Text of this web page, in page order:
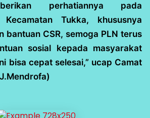
perhatiannya pada
Tukka, khususnya
bantuan CSR, semoga PLN terus
sosial kepada masyarakat
bisa cepat selesai,” ucap Camat